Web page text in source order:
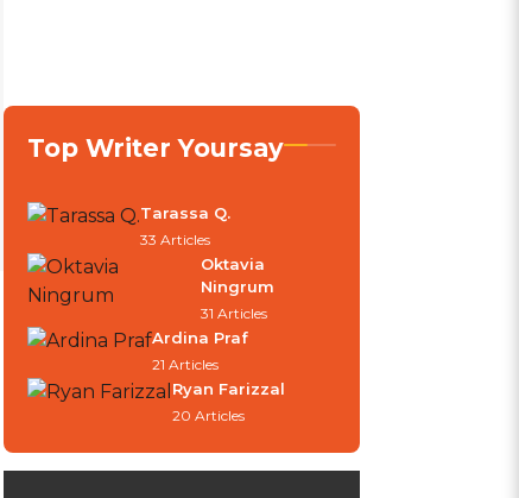
Top Writer Yoursay
Tarassa Q.
33 Articles
Oktavia
Ningrum
31 Articles
Ardina Praf
21 Articles
Ryan Farizzal
20 Articles